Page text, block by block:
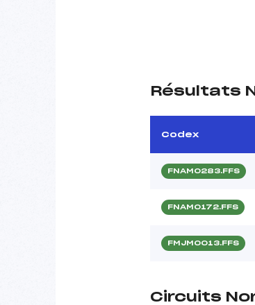
Résultats
Codex
FNAM0283.FFS
FNAM0172.FFS
FMJM0013.FFS
Circuits